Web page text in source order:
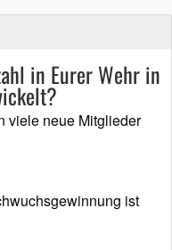
in Eurer Wehr in
viele neue Mitglieder
ist